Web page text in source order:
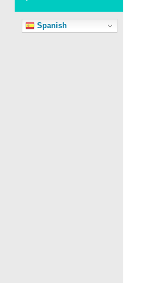
Spanish